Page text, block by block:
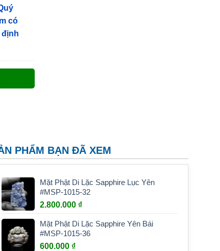
có
định
PHẨM BẠN ĐÃ XEM
Mặt Phật Di Lặc Sapphire Lục Yên
#MSP-1015-32
2.800.000 ₫
Mặt Phật Di Lặc Sapphire Yên Bái
#MSP-1015-36
600.000 ₫